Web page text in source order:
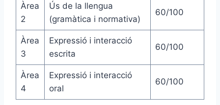
Àrea
2
Ús de la llengua
(gramàtica i normativa)
60/100
Àrea
3
Expressió i interacció
escrita
60/100
Àrea
4
Expressió i interacció
oral
60/100